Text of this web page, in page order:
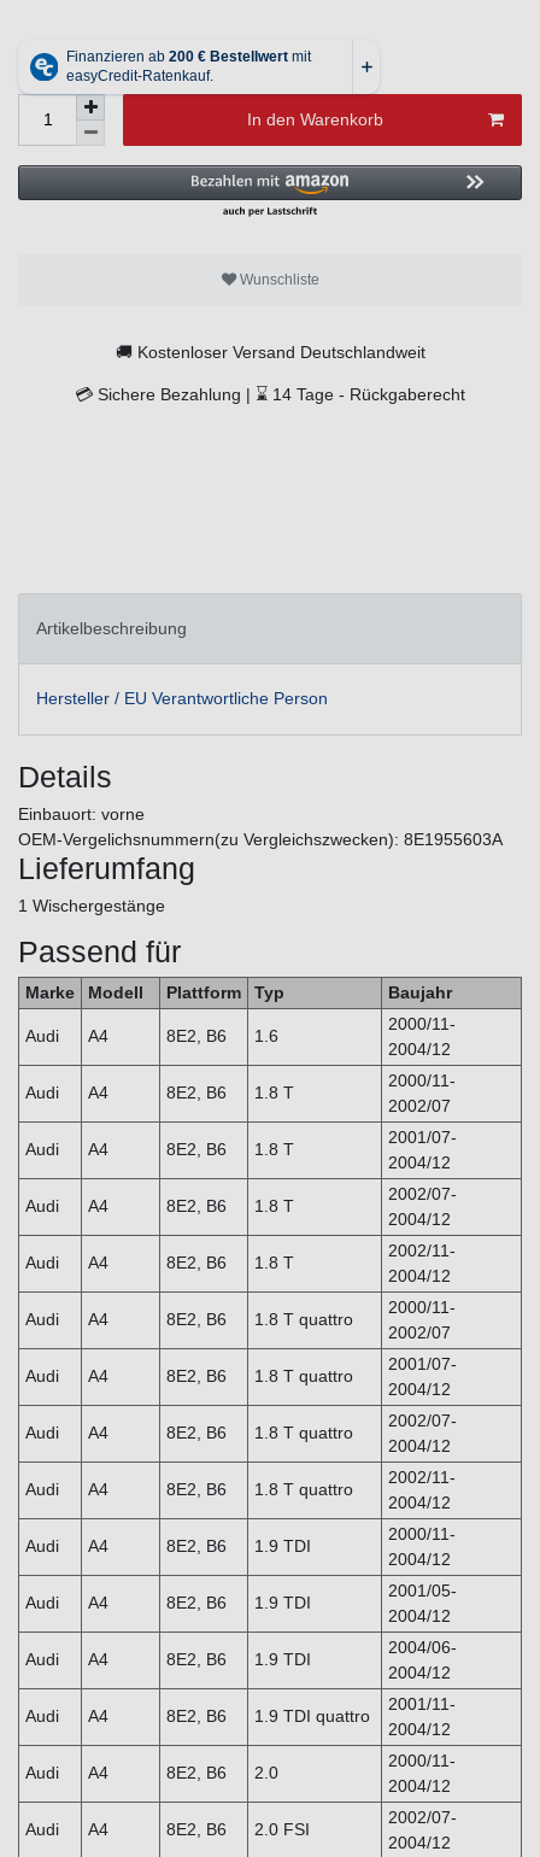
In den Warenkorb
Wunschliste
🚚 Kostenloser Versand Deutschlandweit
💳 Sichere Bezahlung | ⌛ 14 Tage - Rückgaberecht
Artikelbeschreibung
Hersteller / EU Verantwortliche Person
Details
Einbauort: vorne
OEM-Vergelichsnummern(zu Vergleichszwecken): 8E1955603A
Lieferumfang
1 Wischergestänge
Passend für
Marke Modell Plattform Typ Baujahr
Audi A4 8E2, B6 1.6
2000/11-
2004/12
Audi A4 8E2, B6 1.8 T
2000/11-
2002/07
Audi A4 8E2, B6 1.8 T
2001/07-
2004/12
Audi A4 8E2, B6 1.8 T
2002/07-
2004/12
Audi A4 8E2, B6 1.8 T
2002/11-
2004/12
Audi A4 8E2, B6 1.8 T quattro
2000/11-
2002/07
Audi A4 8E2, B6 1.8 T quattro
2001/07-
2004/12
Audi A4 8E2, B6 1.8 T quattro
2002/07-
2004/12
Audi A4 8E2, B6 1.8 T quattro
2002/11-
2004/12
Audi A4 8E2, B6 1.9 TDI
2000/11-
2004/12
Audi A4 8E2, B6 1.9 TDI
2001/05-
2004/12
Audi A4 8E2, B6 1.9 TDI
2004/06-
2004/12
Audi A4 8E2, B6 1.9 TDI quattro
2001/11-
2004/12
Audi A4 8E2, B6 2.0
2000/11-
2004/12
Audi A4 8E2, B6 2.0 FSI
2002/07-
2004/12